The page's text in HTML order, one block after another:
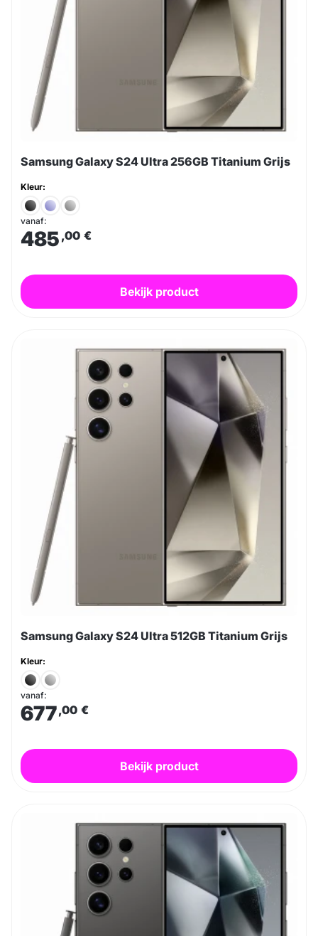
Samsung Galaxy S24 Ultra 256GB Titanium Grijs
Kleur:
vanaf:
485 ,00 €
Bekijk product
Samsung Galaxy S24 Ultra 512GB Titanium Grijs
Kleur:
vanaf:
677,00 €
Bekijk product